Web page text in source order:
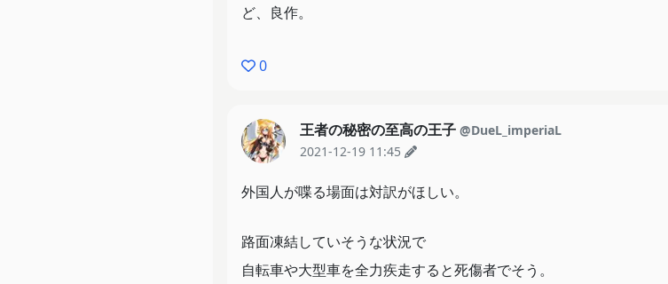
ど、良作。
0
王者の秘密の至高の王子 @DueL_imperiaL
2021-12-19 11:45
外国人が喋る場面は対訳がほしい。
路面凍結していそうな状況で
自転車や大型車を全力疾走すると死傷者でそう。